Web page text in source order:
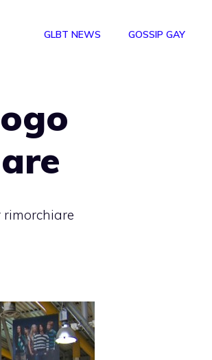
GLBT NEWS GOSSIP GAY
rimorchiare